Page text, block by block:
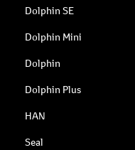
Dolphin SE
Dolphin Mini
Dolphin
Dolphin Plus
HAN
Seal